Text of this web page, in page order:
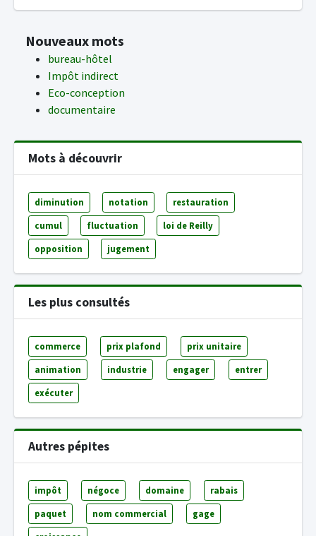
Nouveaux mots
bureau-hôtel
Impôt indirect
Eco-conception
documentaire
Mots à découvrir
diminution notation restauration
cumul fluctuation loi de Reilly
opposition jugement
Les plus consultés
commerce prix plafond prix unitaire
animation industrie engager entrer
exécuter
Autres pépites
impôt négoce domaine rabais
paquet nom commercial gage